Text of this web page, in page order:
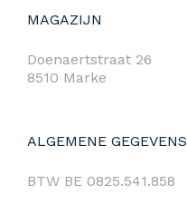
MAGAZIJN
Doenaertstraat 26
8510 Marke
ALGEMENE GEGEVENS
BTW BE 0825.541.858